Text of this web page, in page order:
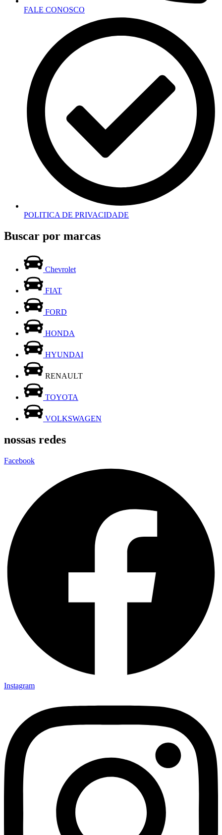
FALE CONOSCO
POLITICA DE PRIVACIDADE
Buscar por marcas
Chevrolet
FIAT
FORD
HONDA
HYUNDAI
RENAULT
TOYOTA
VOLKSWAGEN
nossas redes
Facebook
Instagram